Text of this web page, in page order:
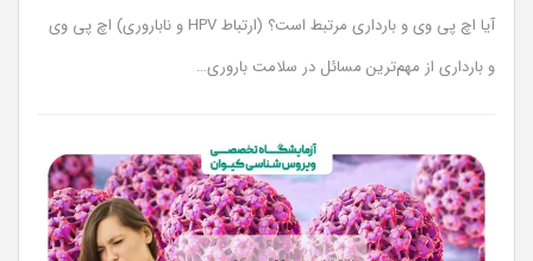
آیا اچ پی وی و بارداری مرتبط است؟ (ارتباط HPV و ناباروری) اچ‌ پی ‌وی
و بارداری از مهم‌ترین مسائل در سلامت باروری…